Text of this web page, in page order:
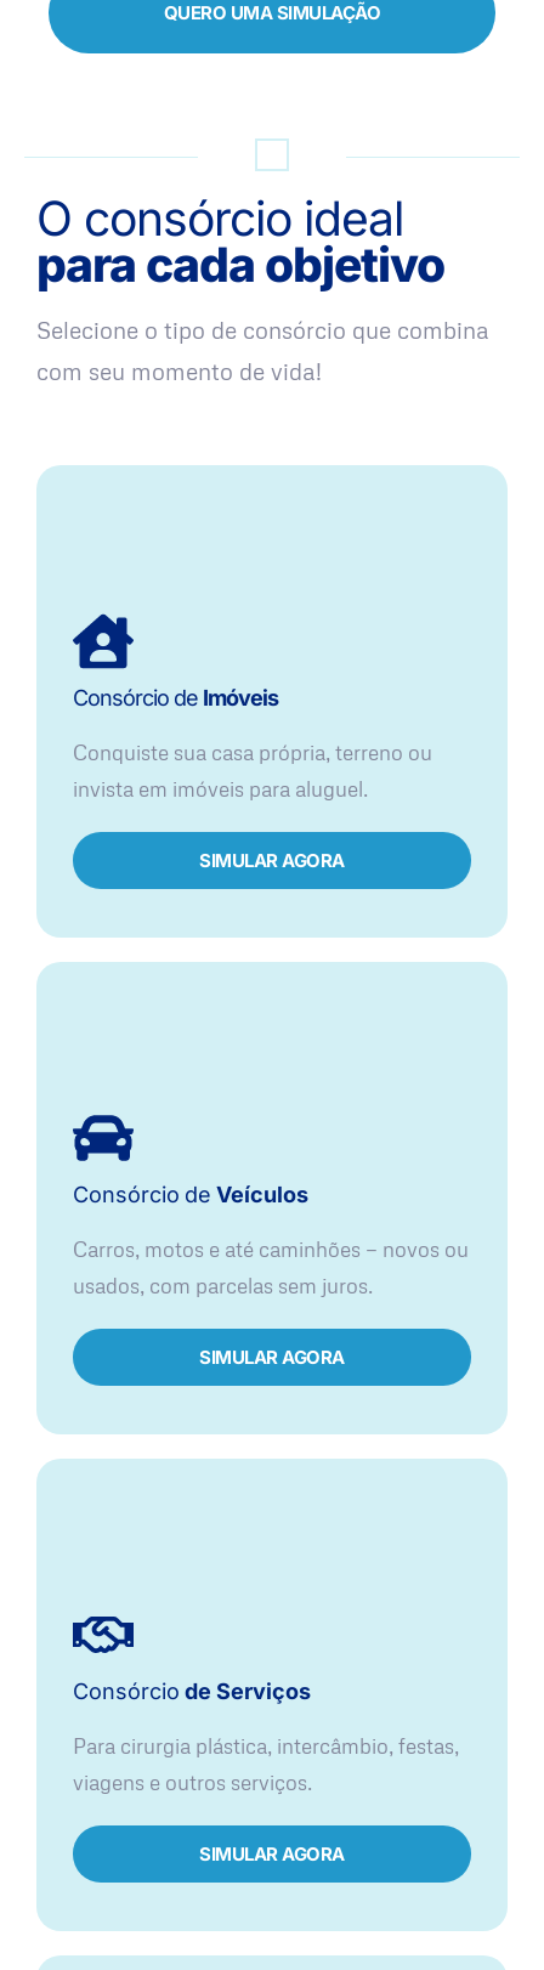
QUERO UMA SIMULAÇÃO
O consórcio ideal
para cada objetivo
Selecione o tipo de consórcio que combina
com seu momento de vida!
Consórcio de Imóveis
Conquiste sua casa própria, terreno ou
invista em imóveis para aluguel.
SIMULAR AGORA​
Consórcio de Veículos
Carros, motos e até caminhões — novos ou
usados, com parcelas sem juros.
SIMULAR AGORA
Consórcio de Serviços
Para cirurgia plástica, intercâmbio, festas,
viagens e outros serviços.
SIMULAR AGORA